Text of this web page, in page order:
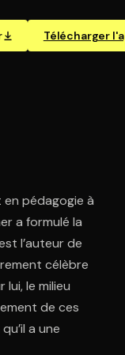
Télécharger
pédagogie à
a formulé la
l’auteur de
célèbre
lui, le milieu
de ces
a une